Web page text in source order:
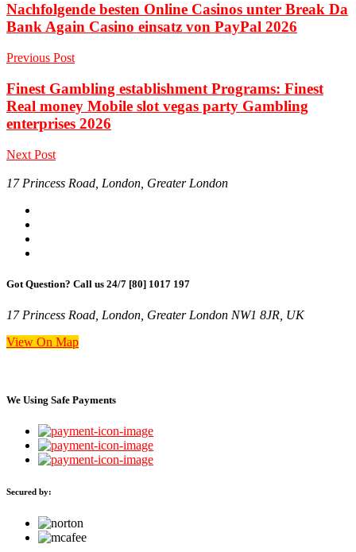
Nachfolgende besten Online Casinos unter Break Da
Bank Again Casino einsatz von PayPal 2026
Previous Post
Finest Gambling establishment Programs: Finest
Real money Mobile slot vegas party Gambling
enterprises 2026
Next Post
17 Princess Road, London, Greater London
Got Question? Call us 24/7 [80] 1017 197
17 Princess Road, London, Greater London NW1 8JR, UK
View On Map
We Using Safe Payments
Secured by: